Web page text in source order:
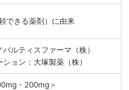
できる薬剤）に由来
ルティスファーマ（株）
ョン：大塚製薬（株）
・200mg＞